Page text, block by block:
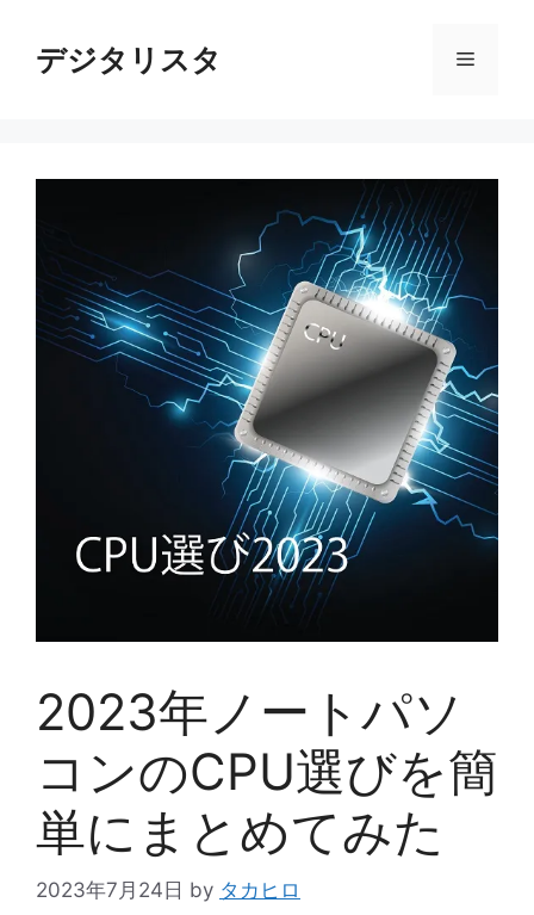
デジタリスタ メ
2023年ノートパソ
コンのCPU選びを簡
単にまとめてみた
2023年7月24日 by タカヒロ